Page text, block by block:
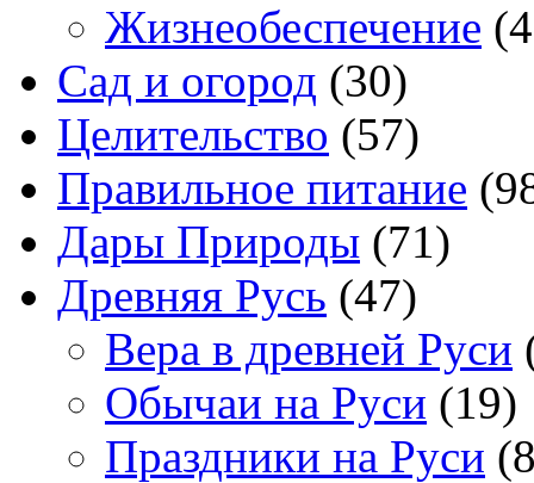
Жизнеобеспечение
Сад и огород (30)
Целительство (57)
Правильное питание
Дары Природы (71)
Древняя Русь (47)
Вера в древней Руси
Обычаи на Руси (19)
Праздники на Руси